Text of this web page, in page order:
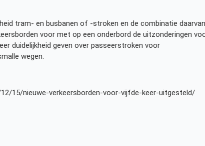
tram- en busbanen of -stroken en de combinatie daarvan
voor met op een onderbord de uitzonderingen
duidelijkheid geven over passeerstroken voor
wegen.
15/nieuwe-verkeersborden-voor-vijfde-keer-uitgesteld/